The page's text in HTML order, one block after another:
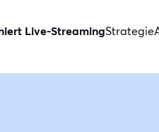
Live-StreamingStrategie